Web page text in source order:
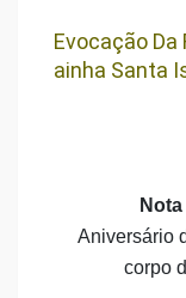
Evocação Da
Ainha Santa
Aniversário
corpo